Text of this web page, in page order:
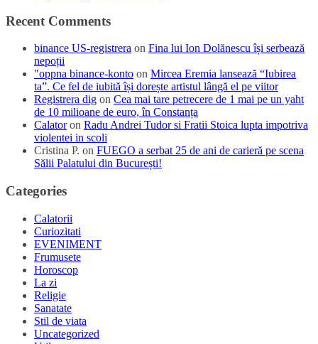
Recent Comments
binance US-registrera on Fina lui Ion Dolănescu își serbează
nepoții
"oppna binance-konto on Mircea Eremia lansează “Iubirea
ta”. Ce fel de iubită își dorește artistul lângă el pe viitor
Registrera dig on Cea mai tare petrecere de 1 mai pe un yaht
de 10 milioane de euro, în Constanța
Calatoron Radu Andrei Tudor si Fratii Stoica lupta impotriva
violentei in scoli
Cristina P. on FUEGO a serbat 25 de ani de carieră pe scena
Sălii Palatului din București!
Categories
Calatorii
Curiozitati
EVENIMENT
Frumusete
Horoscop
La zi
Religie
Sanatate
Stil de viata
Uncategorized